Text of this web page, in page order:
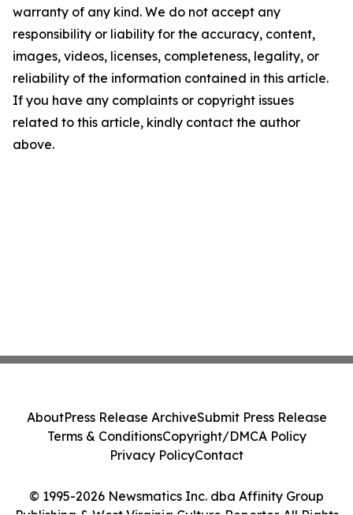
warranty of any kind. We do not accept any
responsibility or liability for the accuracy, content,
images, videos, licenses, completeness, legality, or
reliability of the information contained in this article.
If you have any complaints or copyright issues
related to this article, kindly contact the author
above.
© 1995-2026 Newsmatics Inc. dba Affinity Group
AboutPress Release ArchiveSubmit Press Release
Terms & ConditionsCopyright/DMCA Policy
Privacy PolicyContact